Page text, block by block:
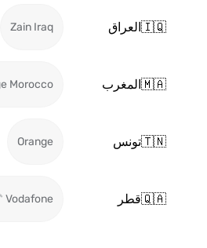
🇮🇶العراق Zain Iraq
🇲🇦المغرب Morocco
🇹🇳تونس Orange
🇶🇦قطر Vodafone